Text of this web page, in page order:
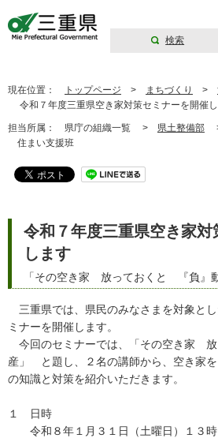
検索
現在位置： トップページ > まちづくり >
令和７年度三重県空き家対策セミナーを開催
担当所属： 県庁の組織一覧 > 県土整備部
住まい支援班
令和７年度三重県空き家
します
「その空き家 放っておくと 『負』動
三重県では、県民のみなさまを対象と
ミナーを開催します。
今回のセミナーでは、「その空き家
産」 と題し、２名の講師から、空き家
の知識と対策を紹介いただきます。
１ 日時
令和８年１月３１日（土曜日）１３時